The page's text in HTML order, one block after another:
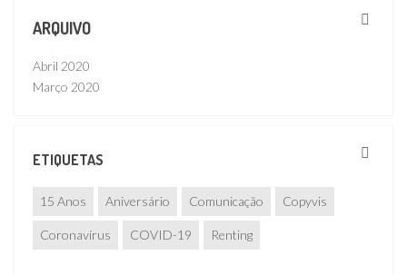
de
artigos
ARQUIVO
Abril 2020
Março 2020
ETIQUETAS
15 Anos Aniversário Comunicação Copyvis
Coronavírus COVID-19 Renting